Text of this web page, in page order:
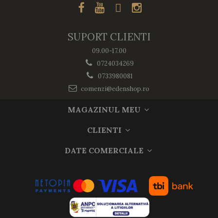
SUPORT CLIENTI
09.00-17.00
0724034269
0733980081
comenzi@edenshop.ro
MAGAZINUL MEU
CLIENTI
DATE COMERCIALE